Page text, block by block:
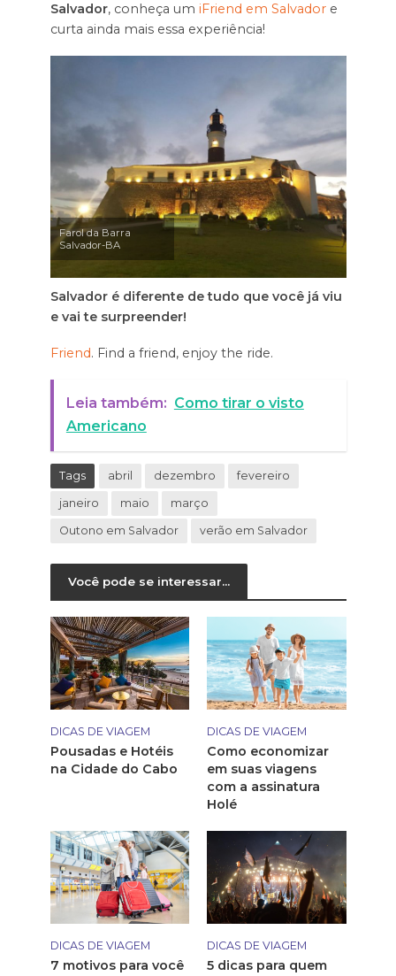
Salvador, conheça um iFriend em Salvadore
curta ainda mais essa experiência!
Farol da Barra
Salvador-BA
Salvador é diferente de tudo que você já viu
e vai te surpreender!
Friend. Find a friend, enjoy the ride.
Leia também: Como tirar o visto
Americano
Tags abril dezembro fevereiro
janeiro maio março
Outono em Salvador verão em Salvador
Você pode se interessar...
DICAS DE VIAGEM
Pousadas e Hotéis
na Cidade do Cabo
DICAS DE VIAGEM
Como economizar
em suas viagens
com a assinatura
Holé
DICAS DE VIAGEM
7 motivos para você
DICAS DE VIAGEM
5 dicas para quem